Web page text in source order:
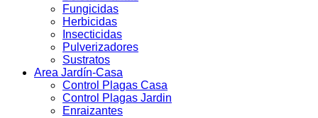
Fungicidas
Herbicidas
Insecticidas
Pulverizadores
Sustratos
Area Jardín-Casa
Control Plagas Casa
Control Plagas Jardin
Enraizantes